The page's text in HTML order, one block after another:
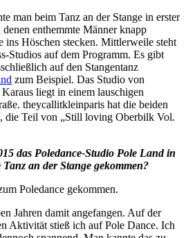
man beim Tanz an der Stange in erster
enthemmte Männer knapp
ins Höschen stecken. Mittlerweile steht
Studios auf dem Programm. Es gibt
auf den Stangentanz
zum Beispiel. Das Studio von
liegt in einem lauschigen
theycallitkleinparis hat die beiden
die Teil von „Still loving Oberbilk Vol.
das Poledance-Studio Pole Land in
an der Stange gekommen?
Poledance gekommen.
Jahren damit angefangen. Auf der
Aktivität stieß ich auf Pole Dance. Ich